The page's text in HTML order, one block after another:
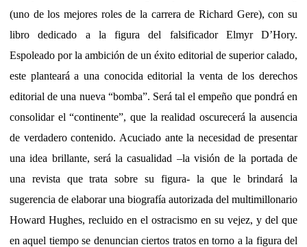
(uno de los mejores roles de la carrera de Richard Gere), con su
libro dedicado a la figura del falsificador Elmyr D’Hory.
Espoleado por la ambición de un éxito editorial de superior calado,
este planteará a una conocida editorial la venta de los derechos
editorial de una nueva “bomba”. Será tal el empeño que pondrá en
consolidar el “continente”, que la realidad oscurecerá la ausencia
de verdadero contenido. Acuciado ante la necesidad de presentar
una idea brillante, será la casualidad –la visión de la portada de
una revista que trata sobre su figura- la que le brindará la
sugerencia de elaborar una biografía autorizada del multimillonario
Howard Hughes, recluido en el ostracismo en su vejez, y del que
en aquel tiempo se denuncian ciertos tratos en torno a la figura del